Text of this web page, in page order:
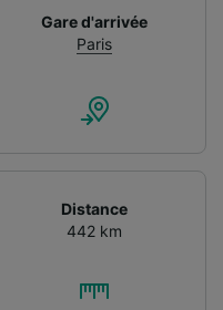
Gare d'arrivée
Paris
Distance
442 km